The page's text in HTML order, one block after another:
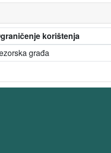
korištenja
građa